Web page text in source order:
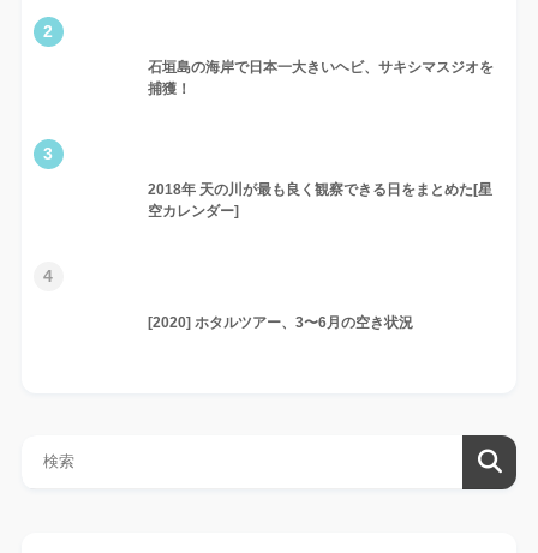
2
石垣島の海岸で日本一大きいヘビ、サキシマスジオを
捕獲！
3
2018年 天の川が最も良く観察できる日をまとめた[星
空カレンダー]
4
[2020] ホタルツアー、3〜6月の空き状況